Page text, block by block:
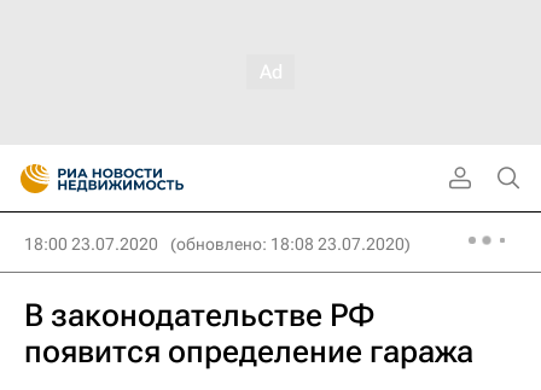
18:00 23.07.2020 (обновлено: 18:08 23.07.2020)
В законодательстве РФ
появится определение гаража